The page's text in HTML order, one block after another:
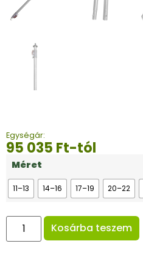
Egységár:
95 035 Ft-tól
Méret
11–13 14–16 17–19 20–22
Kosárba teszem